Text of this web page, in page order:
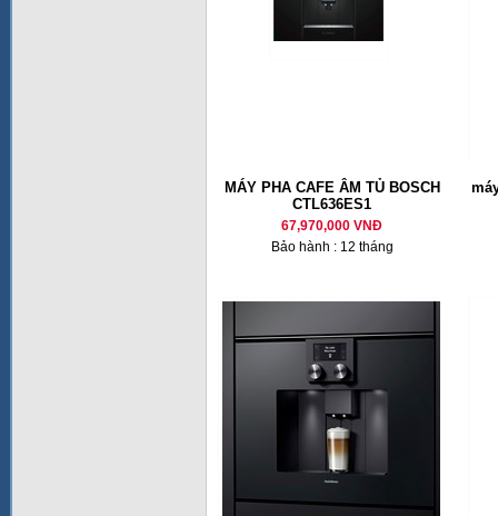
MÁY PHA CAFE ÂM TỦ BOSCH
CTL636ES1
67,970,000 VNĐ
Bảo hành : 12 tháng